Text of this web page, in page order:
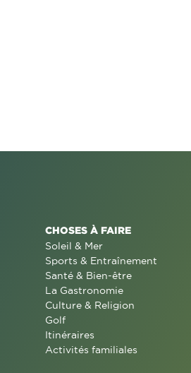
CHOSES À FAIRE
Soleil & Mer
Sports & Entraînement
Santé & Bien-être
La Gastronomie
Culture & Religion
Golf
Itinéraires
Activités familiales